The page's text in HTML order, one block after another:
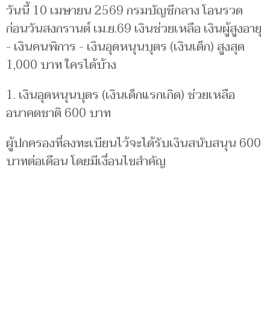
วันนี้ 10 เมษายน 2569 กรมบัญชีกลาง โอนรวด
ก่อนวันสงกรานต์ เม.ย.69 เงินช่วยเหลือ เงินผู้สูงอายุ
- เงินคนพิการ - เงินอุดหนุนบุตร (เงินเด็ก) สูงสุด
1,000 บาท ใครได้บ้าง
1. เงินอุดหนุนบุตร (เงินเด็กแรกเกิด) ช่วยเหลือ
อนาคตชาติ 600 บาท
ผู้ปกครองที่ลงทะเบียนไว้จะได้รับเงินสนับสนุน 600
บาทต่อเดือน โดยมีเงื่อนไขสำคัญ